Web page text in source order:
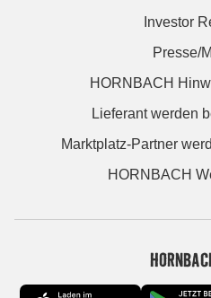
Investor
Presse/
HORNBACH
Lieferant werden
Marktplatz-Partner
HORNBACH